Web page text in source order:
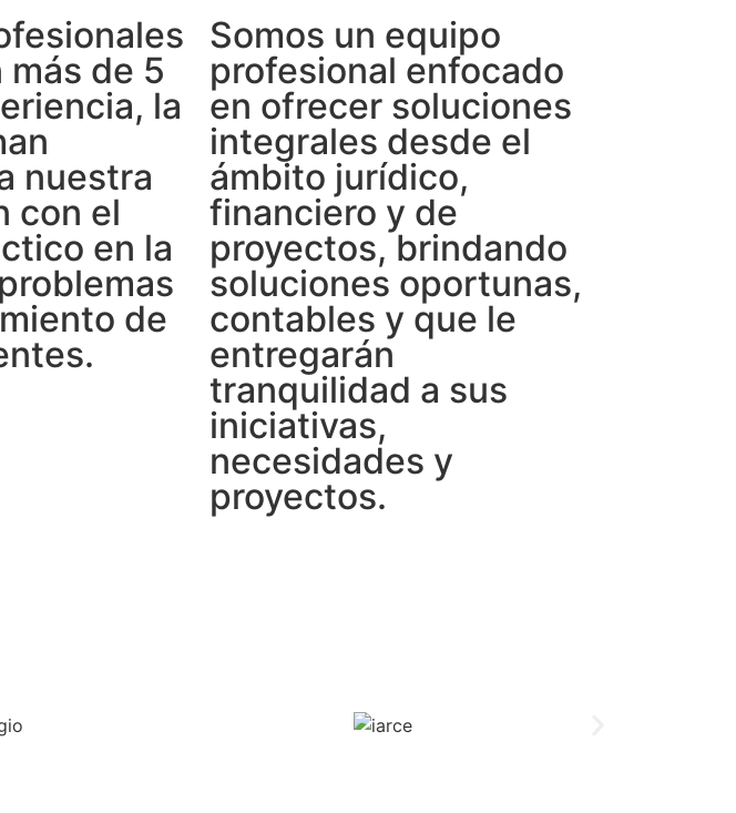
de 5
la
nuestra
con el
en la
de
Somos un equipo
profesional enfocado
en ofrecer soluciones
integrales desde el
ámbito jurídico,
financiero y de
proyectos, brindando
soluciones oportunas,
contables y que le
entregarán
tranquilidad a sus
iniciativas,
necesidades y
proyectos.